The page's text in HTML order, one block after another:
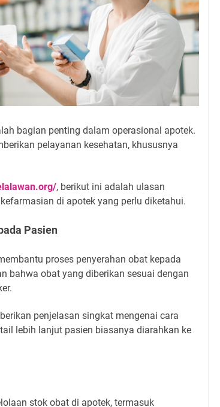
bagian penting dalam operasional apotek.
pelayanan kesehatan, khususnya
, berikut ini adalah ulasan
di apotek yang perlu diketahui.
Pasien
proses penyerahan obat kepada
bahwa obat yang diberikan sesuai dengan
penjelasan singkat mengenai cara
lebih lanjut pasien biasanya diarahkan ke
stok obat di apotek, termasuk